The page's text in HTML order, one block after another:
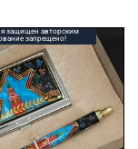
защищен авторским
запрещено!